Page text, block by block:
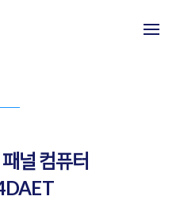
널 컴퓨터